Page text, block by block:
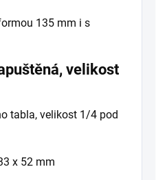
135 mm i s
velikost
tabla, velikost 1/4 pod
x 52 mm